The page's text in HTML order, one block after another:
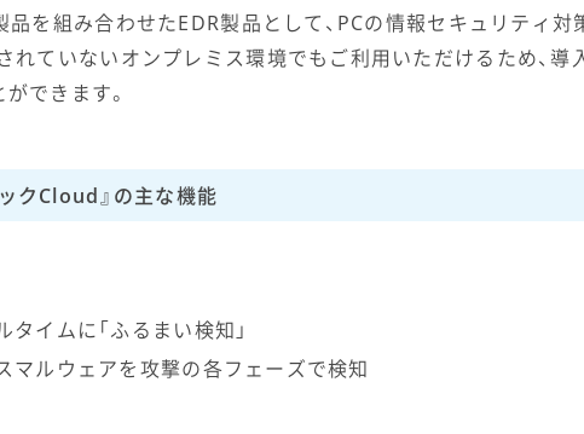
品を組み合わせたEDR製品として、PCの情報セキュリティ対
れていないオンプレミス環境でもご利用いただけるため、導
できます。
クCloud』の主な機能
イムに「ふるまい検知」
マルウェアを攻撃の各フェーズで検知